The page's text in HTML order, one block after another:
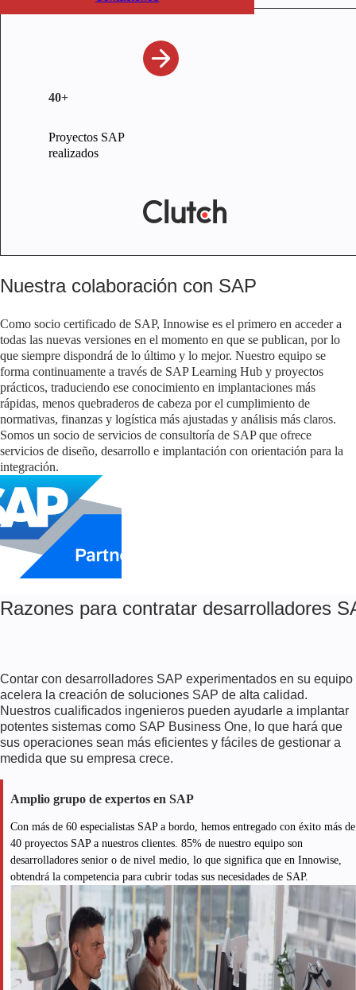
40+
Proyectos SAP
realizados
Nuestra colaboración con SAP
Como socio certificado de SAP, Innowise es el primero en acceder a
todas las nuevas versiones en el momento en que se publican, por lo
que siempre dispondrá de lo último y lo mejor. Nuestro equipo se
forma continuamente a través de SAP Learning Hub y proyectos
prácticos, traduciendo ese conocimiento en implantaciones más
rápidas, menos quebraderos de cabeza por el cumplimiento de
normativas, finanzas y logística más ajustadas y análisis más claros.
Somos un socio de servicios de consultoría de SAP que ofrece
servicios de diseño, desarrollo e implantación con orientación para la
integración.
Razones para contratar desarrolladores
Contar con desarrolladores SAP experimentados en su equipo
acelera la creación de soluciones SAP de alta calidad.
Nuestros cualificados ingenieros pueden ayudarle a implantar
potentes sistemas como SAP Business One, lo que hará que
sus operaciones sean más eficientes y fáciles de gestionar a
medida que su empresa crece.
Amplio grupo de expertos en SAP
Con más de 60 especialistas SAP a bordo, hemos entregado con éxito más de
40 proyectos SAP a nuestros clientes. 85% de nuestro equipo son
desarrolladores senior o de nivel medio, lo que significa que en Innowise,
obtendrá la competencia para cubrir todas sus necesidades de SAP.